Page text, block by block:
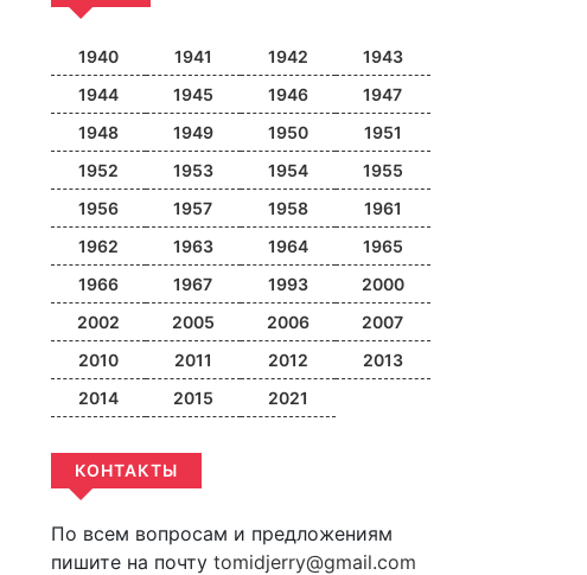
1940 1941 1942
1943
1944
1945 1946
1947
1948
1949 1950
1951
1952
1953 1954
1955
1956
1957 1958
1961
1962
1963 1964
1965
1966
1967 1993
2000
2002
2005 2006
2007
2010
2011 2012
2013
2014
2015 2021
КОНТАКТЫ
По всем вопросам и предложениям
пишите на почту tomidjerry@gmail.com